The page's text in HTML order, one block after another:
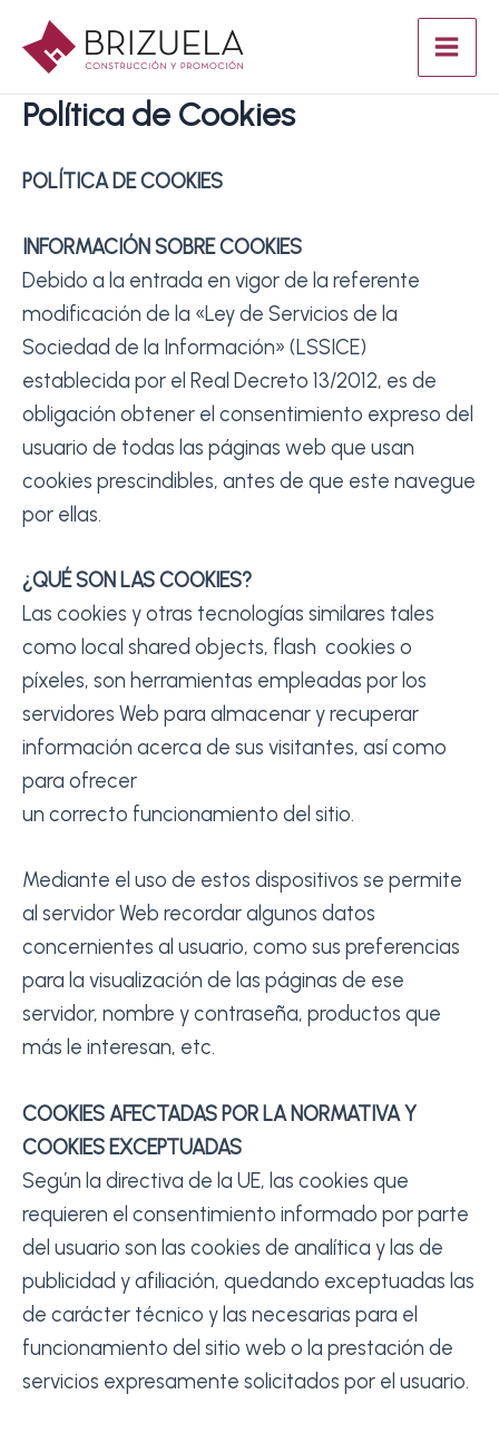
Main
Política de Cookies
POLÍTICA DE COOKIES
INFORMACIÓN SOBRE COOKIES
Debido a la entrada en vigor de la referente
modificación de la «Ley de Servicios de la
Sociedad de la Información» (LSSICE)
establecida por el Real Decreto 13/2012, es de
obligación obtener el consentimiento expreso del
usuario de todas las páginas web que usan
cookies prescindibles, antes de que este navegue
por ellas.
¿QUÉ SON LAS COOKIES?
Las cookies y otras tecnologías similares tales
como local shared objects, flash cookies o
píxeles, son herramientas empleadas por los
servidores Web para almacenar y recuperar
información acerca de sus visitantes, así como
para ofrecer
un correcto funcionamiento del sitio.
Mediante el uso de estos dispositivos se permite
al servidor Web recordar algunos datos
concernientes al usuario, como sus preferencias
para la visualización de las páginas de ese
servidor, nombre y contraseña, productos que
más le interesan, etc.
COOKIES AFECTADAS POR LA NORMATIVA Y
COOKIES EXCEPTUADAS
Según la directiva de la UE, las cookies que
requieren el consentimiento informado por parte
del usuario son las cookies de analítica y las de
publicidad y afiliación, quedando exceptuadas las
de carácter técnico y las necesarias para el
funcionamiento del sitio web o la prestación de
servicios expresamente solicitados por el usuario.